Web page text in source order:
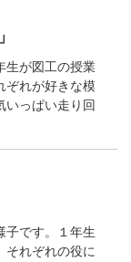
生が図工の授業
ぞれが好きな模
いっぱい走り回
子です。１年生
それぞれの役に